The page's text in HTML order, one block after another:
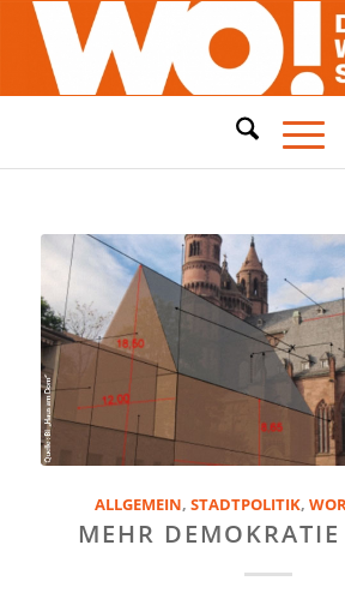
ALLGEMEIN, STADTPOLITIK,
MEHR